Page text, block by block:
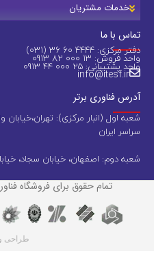
خدمات مشتریان
تماس با ما
دفتر مرکزی: 4444 60 36 (031)
واحد فروش: 13 000 82 0913
واحد پشتیبانی: 25 000 44 0913
info@itesf.ir
آدرس فناوری برتر
شعبه اول (انبار مرکزی):
سراسر ایران
شعبه دوم: اصفهان، خیابان سجاد،
تمام حقوق برای فروشگاه
طراحی